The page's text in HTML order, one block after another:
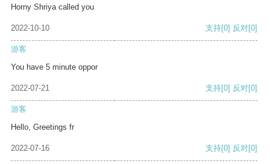
Horny Shriya called you
2022-10-10 支持[0] 反对[0]
游客
You have 5 minute oppor
2022-07-21 支持[0] 反对[0]
游客
Hello, Greetings fr
2022-07-16 支持[0] 反对[0]